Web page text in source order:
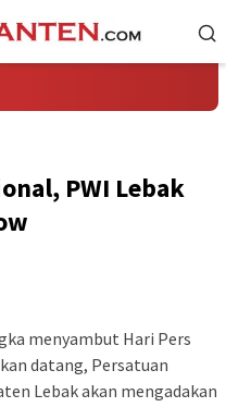
PWI Lebak
menyambut Hari Pers
datang, Persatuan
Lebak akan mengadakan